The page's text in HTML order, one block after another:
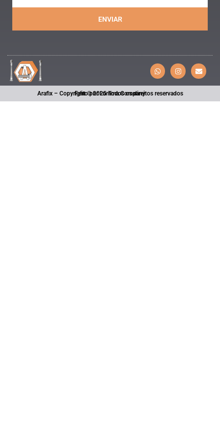
ENVIAR
Arafix – Copyright © 2025 Todos os direitos reservados
Feito por Lumma Company